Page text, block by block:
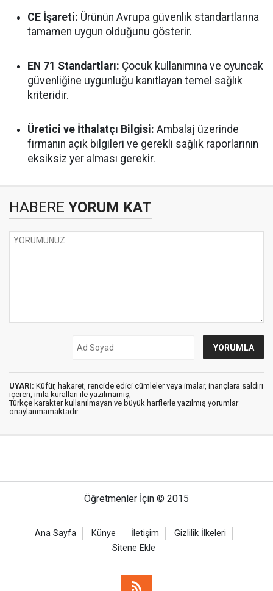
CE İşareti: Ürünün Avrupa güvenlik standartlarına
tamamen uygun olduğunu gösterir.
EN 71 Standartları: Çocuk kullanımına ve oyuncak
güvenliğine uygunluğu kanıtlayan temel sağlık
kriteridir.
Üretici ve İthalatçı Bilgisi: Ambalaj üzerinde
firmanın açık bilgileri ve gerekli sağlık raporlarının
eksiksiz yer alması gerekir.
HABERE YORUM KAT
UYARI: Küfür, hakaret, rencide edici cümleler veya imalar, inançlara saldırı
içeren, imla kuralları ile yazılmamış,
Türkçe karakter kullanılmayan ve büyük harflerle yazılmış yorumlar
onaylanmamaktadır.
Öğretmenler İçin © 2015
Ana Sayfa Künye İletişim
Gizlilik İlkeleri
Sitene Ekle